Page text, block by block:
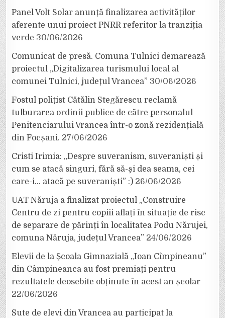
Panel Volt Solar anunță finalizarea activităților
aferente unui proiect PNRR referitor la tranziția
verde 30/06/2026
Comunicat de presă. Comuna Tulnici demarează
proiectul „Digitalizarea turismului local al
comunei Tulnici, județul Vrancea” 30/06/2026
Fostul polițist Cătălin Stegărescu reclamă
tulburarea ordinii publice de către personalul
Penitenciarului Vrancea într-o zonă rezidențială
din Focșani. 27/06/2026
Cristi Irimia: „Despre suveranism, suveraniști și
cum se atacă singuri, fără să-și dea seama, cei
care-i… atacă pe suveraniști” :) 26/06/2026
UAT Năruja a finalizat proiectul „Construire
Centru de zi pentru copiii aflați în situație de risc
de separare de părinți în localitatea Podu Nărujei,
comuna Năruja, județul Vrancea” 24/06/2026
Elevii de la Școala Gimnazială „Ioan Cîmpineanu”
din Câmpineanca au fost premiați pentru
rezultatele deosebite obținute în acest an școlar
22/06/2026
Sute de elevi din Vrancea au participat la